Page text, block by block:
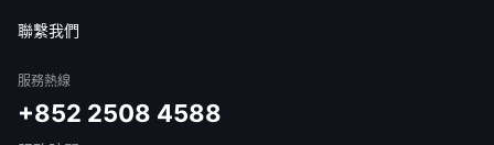
聯繫我們
服務熱線
+852 2508 4588